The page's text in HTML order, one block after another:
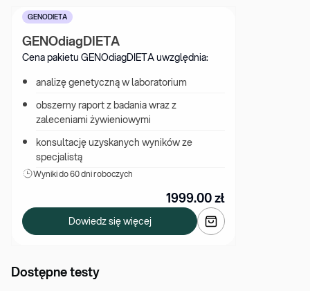
GENODIETA
GENOdiagDIETA
Cena pakietu GENOdiagDIETA uwzględnia:
analizę genetyczną w laboratorium
obszerny raport z badania wraz z
zaleceniami żywieniowymi
konsultację uzyskanych wyników ze
specjalistą
Wyniki do 60 dni roboczych
1999.00zł
Dowiedz się więcej
Dostępne testy